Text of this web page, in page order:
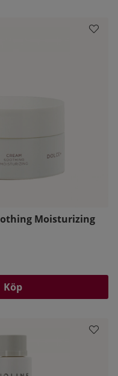
Moisturizing
Köp